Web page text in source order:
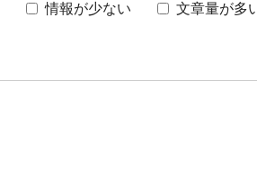
情報が少ない 文章量が多